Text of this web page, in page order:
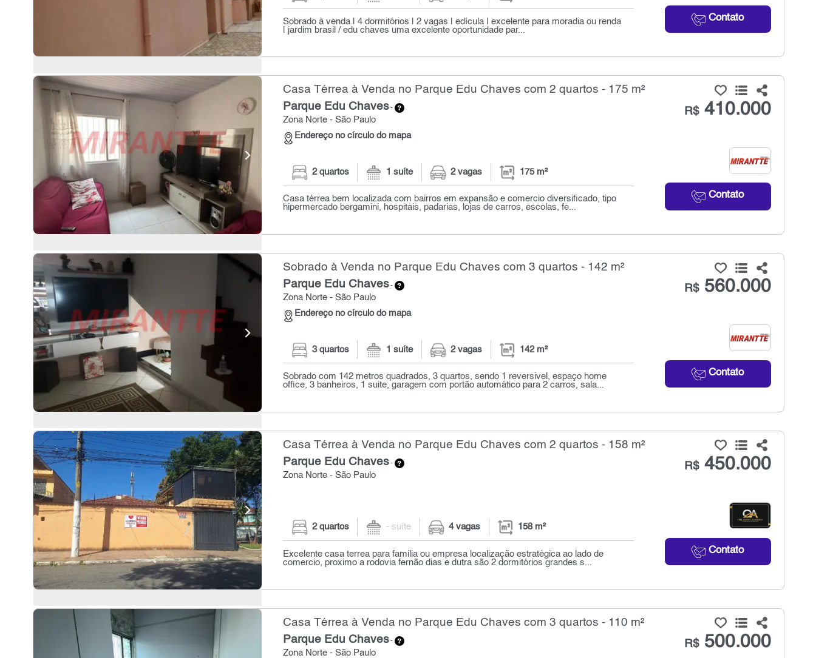
Contato
Sobrado à venda | 4 dormitórios | 2 vagas | edícula | excelente para moradia ou renda
| jardim brasil / edu chaves uma excelente oportunidade par...
Casa Térrea à Venda no Parque Edu Chaves com 2 quartos - 175 m²
Parque Edu Chaves-
Zona Norte - São Paulo
Endereço no círculo do mapa
R$410.000
Contato
2 quartos 1 suíte 2 vagas 175 m²
Casa térrea bem localizada com bairros em expansão e comercio diversificado, tipo
hipermercado bergamini, hospitais, padarias, lojas de carros, escolas, fe...
Sobrado à Venda no Parque Edu Chaves com 3 quartos - 142 m²
Parque Edu Chaves-
Zona Norte - São Paulo
Endereço no círculo do mapa
R$560.000
Contato
3 quartos 1 suíte 2 vagas 142 m²
Sobrado com 142 metros quadrados, 3 quartos, sendo 1 reversivel, espaço home
office, 3 banheiros, 1 suite, garagem com portão automático para 2 carros, sala...
Casa Térrea à Venda no Parque Edu Chaves com 2 quartos - 158 m²
Parque Edu Chaves-
Zona Norte - São Paulo
R$450.000
Contato
2 quartos - suíte 4 vagas 158 m²
Excelente casa terrea para familia ou empresa localização estratégica ao lado de
comercio, proximo a rodovia fernão dias e dutra são 2 dormitórios grandes s...
Casa Térrea à Venda no Parque Edu Chaves com 3 quartos - 110 m²
Parque Edu Chaves-
Zona Norte - São Paulo
R$500.000